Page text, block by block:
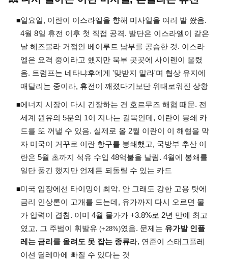
◾일요일, 이란이 이스라엘을 향해 미사일을 여러 발 쐈음.
4월 8일 휴전 이후 첫 직접 공격. 발단은 이스라엘이 같은
날 헤즈볼라 거점인 베이루트 남부를 공습한 것. 이스라
엘은 요격 중이라고 했지만 북부 곳곳에 사이렌이 울렸
음. 트럼프는 네타냐후에게 '맞받지 말라'며 협상 유지에
매달리는 중이라, 휴전이 깨졌다기보단 위태로워진 상황
◾에너지 시장이 다시 긴장하는 건 호르무즈 해협 때문. 전
세계 원유의 5분의 1이 지나는 길목인데, 이란이 봉쇄 카
드를 또 꺼낼 수 있음. 실제로 올 2월 이란이 이 해협을 막
자 미국이 거꾸로 이란 항구를 봉쇄했고, 국방부 추산 이
란은 5월 초까지 석유 수입 48억불을 날림. 4월에 봉쇄를
일단 풀긴 했지만 언제든 되돌릴 수 있는 카드
◾미국 입장에선 타이밍이 최악. 안 그래도 강한 고용 탓에
금리 인상론이 고개를 드는데, 유가까지 다시 오르면 물
가 압력이 겹침. 이미 4월 물가가 +3.8%로 2년 만에 최고
였고, 그 주범이 휘발유 (+28%)였음. 문제는 유가발 인플
레는 금리를 올려도 못 잡는 종류라, 연준이 스태그플레
이션 딜레마에 빠질 수 있다는 것